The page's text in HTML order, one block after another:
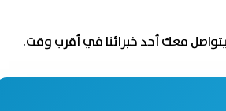
معك أحد خبرائنا في أقرب وقت.